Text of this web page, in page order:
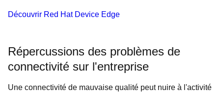
Découvrir Red Hat Device Edge
Répercussions des problèmes de
connectivité sur l'entreprise
Une connectivité de mauvaise qualité peut nuire à l'activité